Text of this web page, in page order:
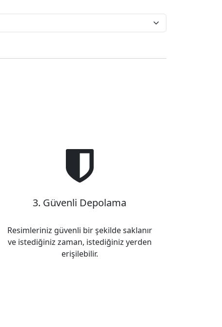
3. Güvenli Depolama
Resimleriniz güvenli bir şekilde saklanır
ve istediğiniz zaman, istediğiniz yerden
erişilebilir.